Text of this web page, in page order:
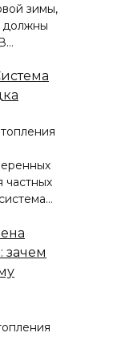
зимы,
должны
частных
зачем